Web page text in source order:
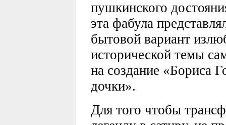
пушкинского
эта фабула
бытовой вариант
исторической темы
на создание «Бориса
дочки».
Для того чтобы